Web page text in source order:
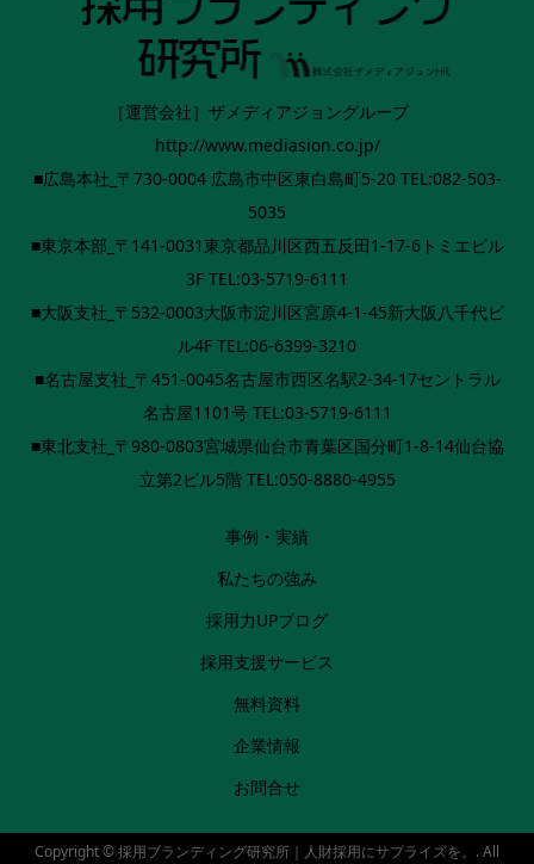
［運営会社］ザメディアジョングループ
http://www.mediasion.co.jp/
■広島本社_〒730-0004 広島市中区東白島町5-20 TEL:082-503-
5035
■東京本部_〒141-0031東京都品川区西五反田1-17-6トミエビル
3F TEL:03-5719-6111
■大阪支社_〒532-0003大阪市淀川区宮原4-1-45新大阪八千代ビ
ル4F TEL:06-6399-3210
■名古屋支社_〒451-0045名古屋市西区名駅2-34-17セントラル
名古屋1101号 TEL:03-5719-6111
■東北支社_〒980-0803宮城県仙台市青葉区国分町1-8-14仙台協
立第2ビル5階 TEL:050-8880-4955
事例・実績
私たちの強み
採用力UPブログ
採用支援サービス
無料資料
企業情報
お問合せ
Copyright ©採用ブランディング研究所｜人財採用にサプライズを。. All